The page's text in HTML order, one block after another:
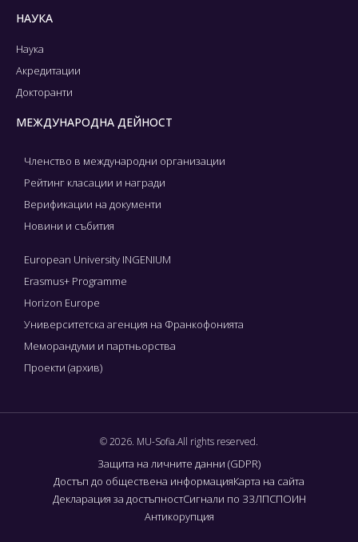
НАУКА
Наука
Акредитации
Докторанти
МЕЖДУНАРОДНА ДЕЙНОСТ
Членство в международни организации
Рейтинг класации и награди
Верификации на документи
Новини и събития
European University INGENIUM
Erasmus+ Programme
Horizon Europe
Университетска агенция на Франкофонията
Меморандуми и партньорства
Проекти (архив)
© 2026. MU-Sofia.All rights reserved.
Защита на личните данни (GDPR)
Достъп до обществена информацияКарта на сайта
Декларация за достъпностСигнали по ЗЗЛПСПОИН
Антикорупция